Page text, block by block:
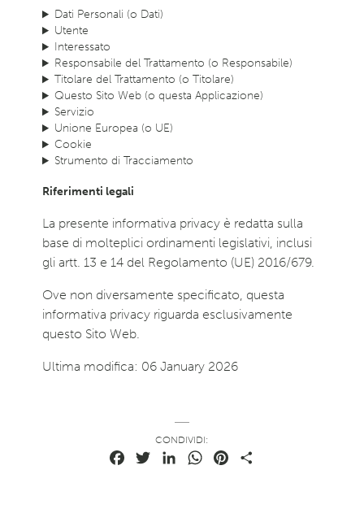
Dati Personali (o Dati)
Utente
Interessato
Responsabile del Trattamento (o Responsabile)
Titolare del Trattamento (o Titolare)
Questo Sito Web (o questa Applicazione)
Servizio
Unione Europea (o UE)
Cookie
Strumento di Tracciamento
Riferimenti legali
La presente informativa privacy è redatta sulla
base di molteplici ordinamenti legislativi, inclusi
gli artt. 13 e 14 del Regolamento (UE) 2016/679.
Ove non diversamente specificato, questa
informativa privacy riguarda esclusivamente
questo Sito Web.
Ultima modifica: 06 January 2026
CONDIVIDI:
FacebookTwitterLinkedInWhatsAppPinterest